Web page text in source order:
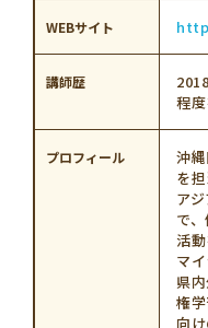
安全･安心
よくあるご質問
プライバシーポリシー
WEBサイト
講師歴
程
プロフィール
沖
を
ア
で
活
マ
県
権
向